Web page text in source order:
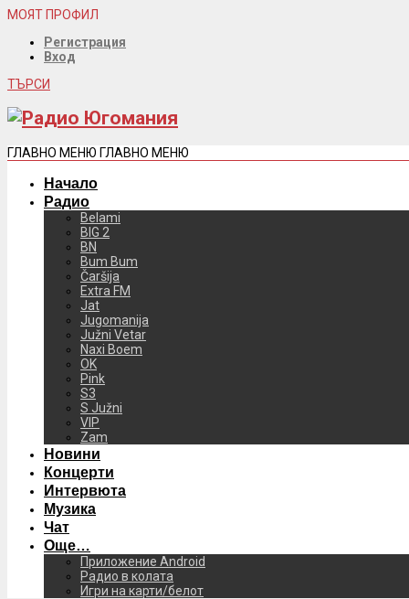
МОЯТ ПРОФИЛ
Регистрация
Вход
ТЪРСИ
ГЛАВНО МЕНЮ ГЛАВНО МЕНЮ
Начало
Радио
Belami
BIG 2
BN
Bum Bum
Čaršija
Extra FM
Jat
Jugomanija
Južni Vetar
Naxi Boem
OK
Pink
S3
S Južni
VIP
Zam
Новини
Концерти
Интервюта
Музика
Чат
Още…
Приложение Android
Радио в колата
Игри на карти/белот